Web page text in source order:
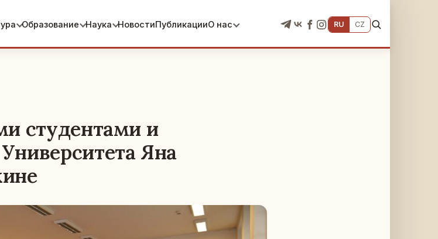
Образование Наука НовостиПубликацииО нас RU CZ
студентами и
Яна